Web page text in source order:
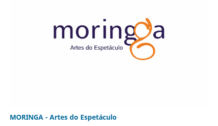
MORINGA - Artes do Espetáculo